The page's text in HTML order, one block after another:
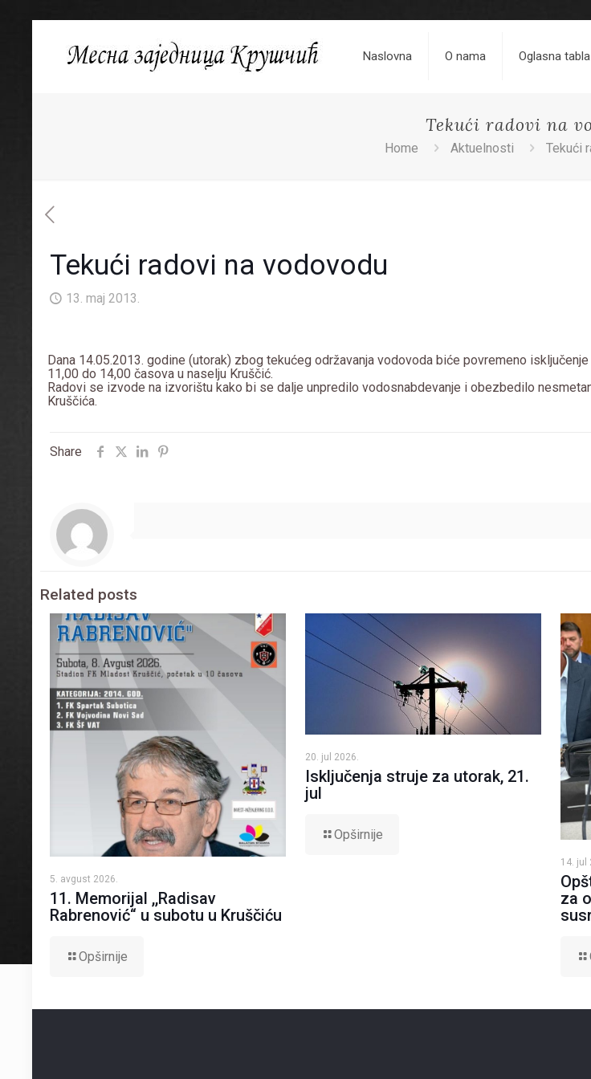
Naslovna O nama Oglasna tabla
Tekući radovi na
Home Aktuelnosti Tekući
Tekući radovi na vodovodu
13. maj 2013.
Dana 14.05.2013. godine (utorak) zbog tekućeg održavanja vodovoda biće povremeno
11,00 do 14,00 časova u naselju Kruščić.
Radovi se izvode na izvorištu kako bi se dalje unpredilo vodosnabdevanje i obezbedilo
Kruščića.
Share
Related posts
5. avgust 2026.
11. Memorijal ,,Radisav
Rabrenović“ u subotu u Kruščiću
Opširnije
20. jul 2026.
Isključenja struje za utorak, 21.
jul
Opširnije
14. jul
za